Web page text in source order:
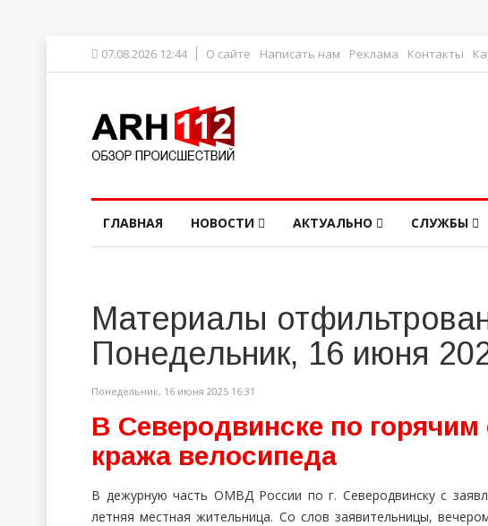
07.08.2026 12:44 О сайте Написать нам Реклама Контакты
ГЛАВНАЯ НОВОСТИ АКТУАЛЬНО СЛУЖБЫ
Материалы
Понедельник, 16 июня
Понедельник, 16 июня 2025 16:31
В Северодвинске по
кража велосипеда
В дежурную часть ОМВД России по г. Северодвинску с
летняя местная жительница. Со слов заявительницы,